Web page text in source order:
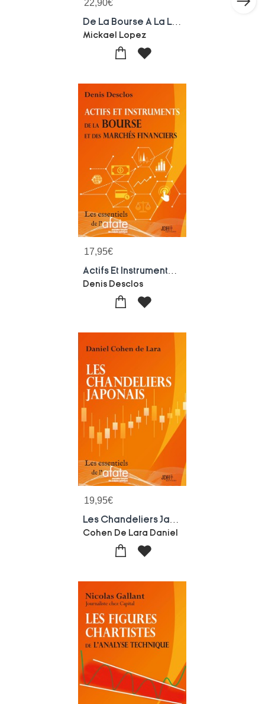
22,90€
Mickael Lopez
17,95€
Denis Desclos
19,95€
Cohen De Lara Daniel